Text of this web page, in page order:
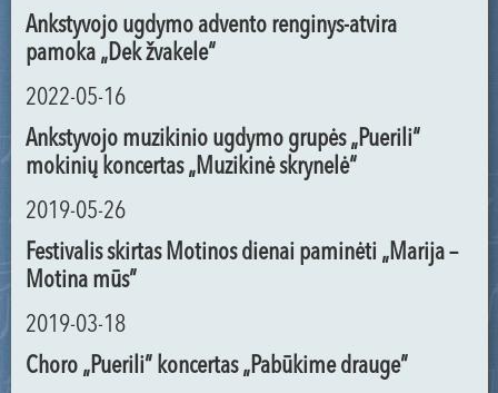
Ankstyvojo ugdymo advento renginys-atvira
pamoka „Dek žvakele“
2022-05-16
Ankstyvojo muzikinio ugdymo grupės „Puerili“
mokinių koncertas „Muzikinė skrynelė“
2019-05-26
Festivalis skirtas Motinos dienai paminėti „Marija –
Motina mūs”
2019-03-18
Choro „Puerili” koncertas „Pabūkime drauge”